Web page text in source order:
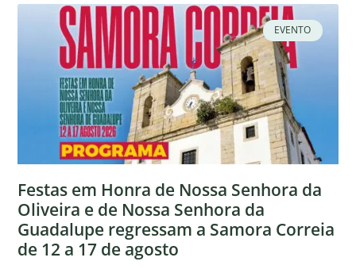
EVENTO
Festas em Honra de Nossa Senhora da
Oliveira e de Nossa Senhora da
Guadalupe regressam a Samora Correia
de 12 a 17 de agosto